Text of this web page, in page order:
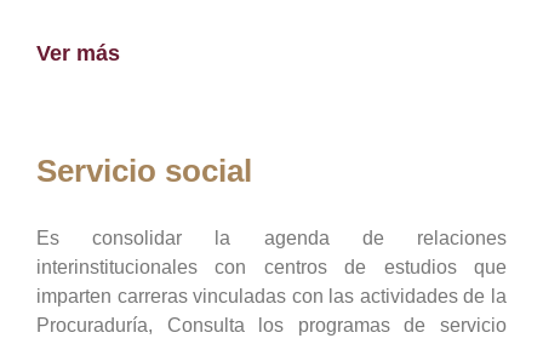
Ver más
Servicio social
Es consolidar la agenda de relaciones
interinstitucionales con centros de estudios que
imparten carreras vinculadas con las actividades de la
Procuraduría, Consulta los programas de servicio